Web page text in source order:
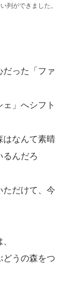
列ができました。
だった「ファ
」へシフト
はなんて素晴
るんだろ
ただけて、今
どうの森をつ